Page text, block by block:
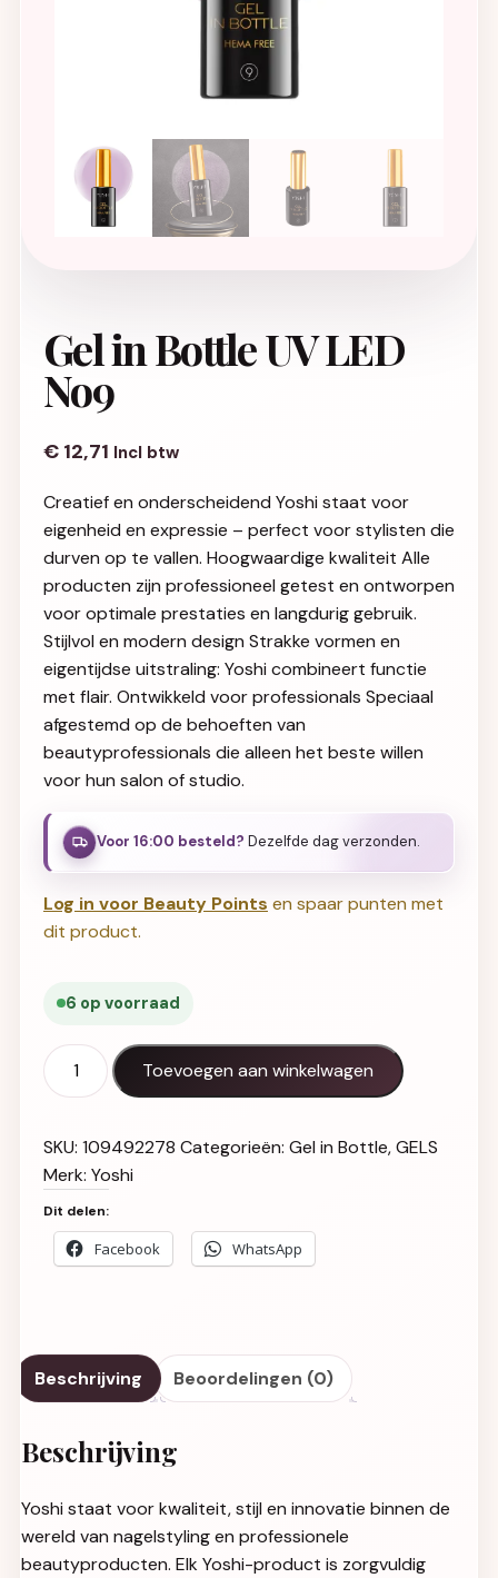
Gel in Bottle UV LED
No9
€ 12,71 Incl btw
Creatief en onderscheidend Yoshi staat voor
eigenheid en expressie – perfect voor stylisten die
durven op te vallen. Hoogwaardige kwaliteit Alle
producten zijn professioneel getest en ontworpen
voor optimale prestaties en langdurig gebruik.
Stijlvol en modern design Strakke vormen en
eigentijdse uitstraling: Yoshi combineert functie
met flair. Ontwikkeld voor professionals Speciaal
afgestemd op de behoeften van
beautyprofessionals die alleen het beste willen
voor hun salon of studio.
Voor 16:00 besteld? Dezelfde dag verzonden.
Log in voor Beauty Points en spaar punten met
dit product.
6 op voorraad
Gel in Bottle UV LED No9 aantal
Toevoegen aan winkelwagen
SKU: 109492278 Categorieën: Gel in Bottle,GELS
Merk: Yoshi
Dit delen:
Facebook WhatsApp
Beschrijving Beoordelingen (0)
Beschrijving
Yoshi staat voor kwaliteit, stijl en innovatie binnen de
wereld van nagelstyling en professionele
beautyproducten. Elk Yoshi-product is zorgvuldig